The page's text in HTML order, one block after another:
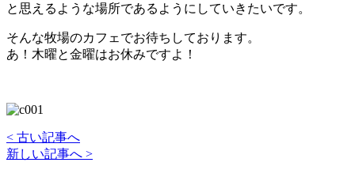
と思えるような場所であるようにしていきたいです。
そんな牧場のカフェでお待ちしております。
あ！木曜と金曜はお休みですよ！
< 古い記事へ
新しい記事へ >